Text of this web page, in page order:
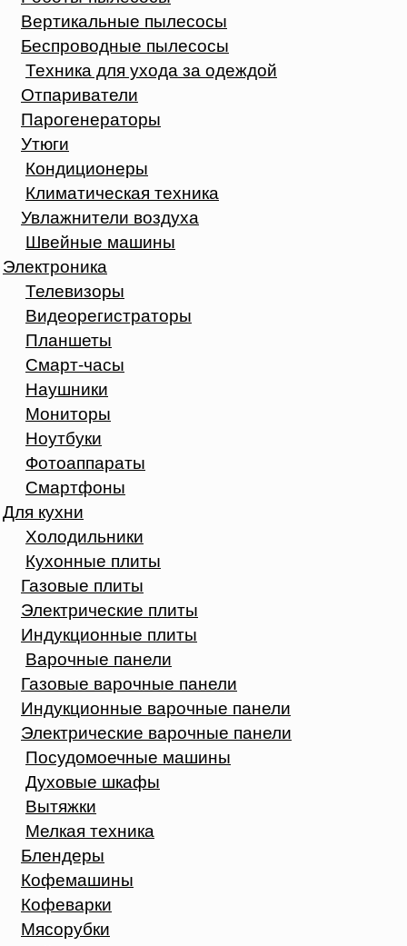
Вертикальные пылесосы
Беспроводные пылесосы
Техника для ухода за одеждой
Отпариватели
Парогенераторы
Утюги
Кондиционеры
Климатическая техника
Увлажнители воздуха
Швейные машины
Электроника
Телевизоры
Видеорегистраторы
Планшеты
Смарт-часы
Наушники
Мониторы
Ноутбуки
Фотоаппараты
Смартфоны
Для кухни
Холодильники
Кухонные плиты
Газовые плиты
Электрические плиты
Индукционные плиты
Варочные панели
Газовые варочные панели
Индукционные варочные панели
Электрические варочные панели
Посудомоечные машины
Духовые шкафы
Вытяжки
Мелкая техника
Блендеры
Кофемашины
Кофеварки
Мясорубки